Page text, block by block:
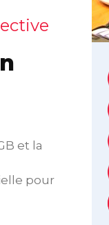
et la
pour